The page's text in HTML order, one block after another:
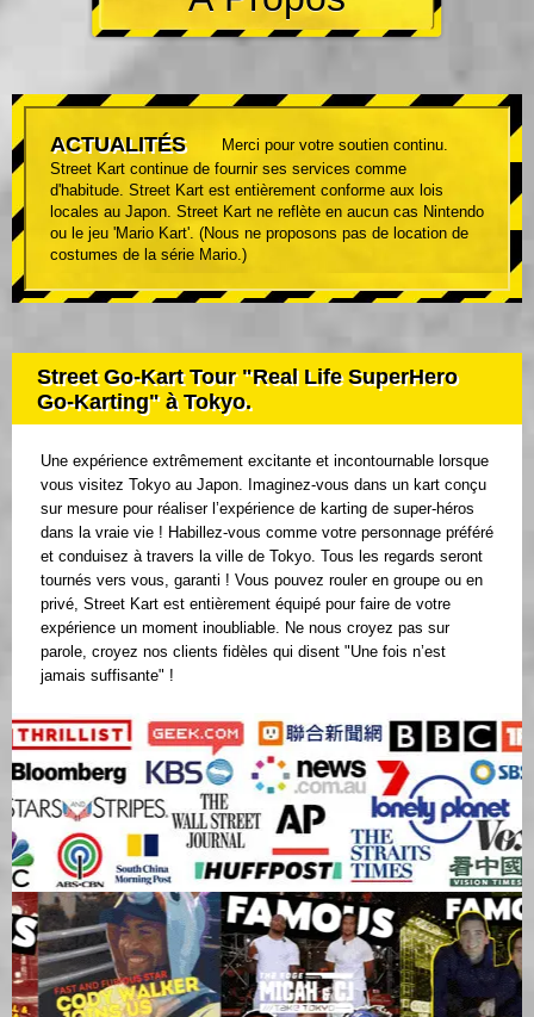
ACTUALITÉS
Merci pour votre soutien continu.
Street Kart continue de fournir ses services comme
d'habitude. Street Kart est entièrement conforme aux lois
locales au Japon. Street Kart ne reflète en aucun cas Nintendo
ou le jeu 'Mario Kart'. (Nous ne proposons pas de location de
costumes de la série Mario.)
Street Go-Kart Tour "Real Life SuperHero
Go-Karting" à Tokyo.
Une expérience extrêmement excitante et incontournable lorsque
vous visitez Tokyo au Japon. Imaginez-vous dans un kart conçu
sur mesure pour réaliser l’expérience de karting de super-héros
dans la vraie vie ! Habillez-vous comme votre personnage préféré
et conduisez à travers la ville de Tokyo. Tous les regards seront
tournés vers vous, garanti ! Vous pouvez rouler en groupe ou en
privé, Street Kart est entièrement équipé pour faire de votre
expérience un moment inoubliable. Ne nous croyez pas sur
parole, croyez nos clients fidèles qui disent "Une fois n’est
jamais suffisante" !